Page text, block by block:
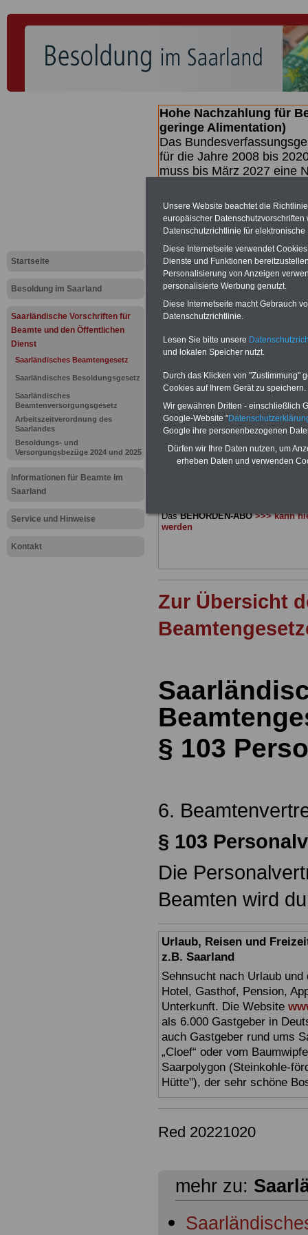
Startseite
Besoldung im Saarland
Saarländische Vorschriften für
Beamte und den Öffentlichen
Dienst
Saarländisches Beamtengesetz
Saarländisches Besoldungsgesetz
Saarländisches
Beamtenversorgungsgesetz
Arbeitszeitverordnung des
Saarlandes
Besoldungs- und
Versorgungsbezüge 2024 und 2025
Informationen für Beamte im
Saarland
Service und Hinweise
Kontakt
Hohe Nachzahlung für
geringe Alimentation)
Das
für die Jahre 2008 bis
muss bis März 2027 eine
(Beamte &
geben (Medienberichten
mind.3.000 und 13.000
hierzu eine Broschüre
des Gesetzentwurfs der
Quartal.2026 >>>
zur
BEHÖRDEN-ABO mit 3 Ratgebern
22,50 Euro: Wissenswertes für
und Beamte,
(Bund/Länder) sowie Beihilferecht
Ländern. Alle 3 Ratgeber sind
DasBEHÖRDEN-ABO>>> kann
werden
Zur Übersicht
§ 103
6.
§ 103
Die
Beamten wird
Urlaub, Reisen und
z.B. Saarland
Sehnsucht nach Urlaub
Hotel, Gasthof, Pension,
Unterkunft. Die Website
als 6.000 Gastgeber in
auch Gastgeber rund ums
„Cloef“ oder vom
Saarpolygon (Steinkohle-
Hütte"), der sehr schöne
Red 20221020
mehr zu:
Unsere Website beachtet die
europäischer
Datenschutzrichtlinie für
Diese Internetseite verwendet
Dienste und Funktionen
Personalisierung von Anzeigen
personalisierte Werbung genutzt.
Diese Internetseite macht Gebrauch
Datenschutzrichtlinie.
Lesen Sie bitte unsere
und lokalen Speicher nutzt.
Durch das Klicken von "Zustimmung"
Cookies auf Ihrem Gerät zu speichern.
Wir gewähren Dritten - einschließlich
Google-Website "
Google ihre personenbezogenen
Dürfen wir Ihre Daten nutzen, um
erheben Daten und verwenden